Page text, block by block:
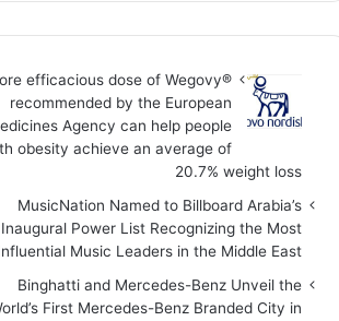
efficacious dose of Wegovy®️
recommended by the European
Agency can help people
obesity achieve an average of
20.7% weight loss
MusicNation Named to Billboard Arabia’s
Inaugural Power List Recognizing the Most
Music Leaders in the Middle East
Binghatti and Mercedes-Benz Unveil the
First Mercedes-Benz Branded City in